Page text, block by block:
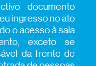
documento
ingresso no ato
o acesso à sala
exceto se
da frente de